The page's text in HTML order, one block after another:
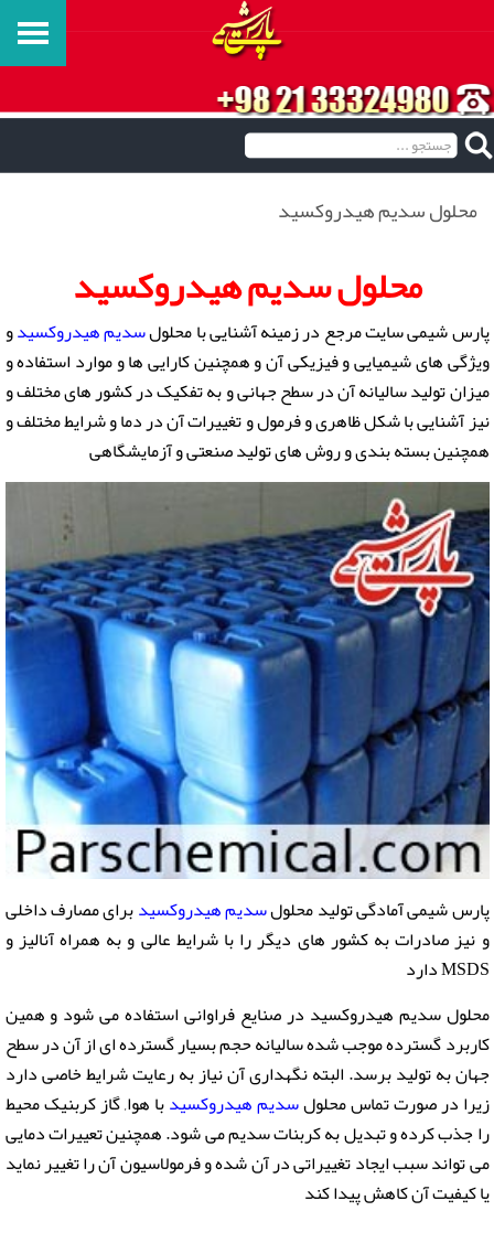
محلول سدیم هیدروکسید
محلول سدیم هیدروکسید
پارس شیمی سایت مرجع در زمینه آشنایی با محلولسدیم هیدروکسیدو
ویژگی های شیمیایی و فیزیکی آن و همچنین کارایی ها و موارد استفاده و
میزان تولید سالیانه آن در سطح جهانی و به تفکیک در کشور های مختلف و
نیز آشنایی با شکل ظاهری و فرمول و تغییرات آن در دما و شرایط مختلف و
همچنین بسته بندی و روش های تولید صنعتی و آزمایشگاهی
پارس شیمی آمادگی تولید محلولسدیم هیدروکسیدبرای مصارف داخلی
و نیز صادرات به کشور های دیگر را با شرایط عالی و به همراه آنالیز و
MSDS دارد
محلول سدیم هیدروکسید در صنایع فراوانی استفاده می شود و همین
کاربرد گسترده موجب شده سالیانه حجم بسیار گسترده ای از آن در سطح
جهان به تولید برسد. البته نگهداری آن نیاز به رعایت شرایط خاصی دارد
زیرا در صورت تماس محلولسدیم هیدروکسیدبا هوا, گاز کربنیک محیط
را جذب کرده و تبدیل به کربنات سدیم می شود. همچنین تعییرات دمایی
می تواند سبب ایجاد تغییراتی در آن شده و فرمولاسیون آن را تغییر نماید
یا کیفیت آن کاهش پیدا کند